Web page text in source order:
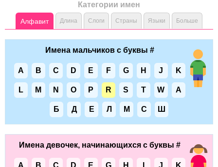
Категории имен
Алфавит Длина Слоги Страны Языки Больше
Имена мальчиков с буквы #
A B C D E F G H J K
L M N O P R S T W А
Б Д Е Л М С Ш
Имена девочек, начинающихся с буквы #
A B C D E G H J K